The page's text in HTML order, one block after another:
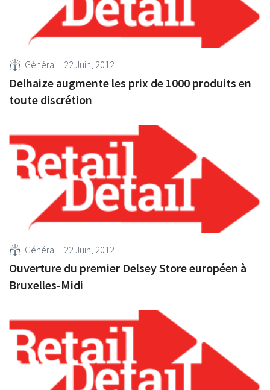
Général 22 Juin, 2012
Delhaize augmente les prix de 1000 produits en
toute discrétion
Général 22 Juin, 2012
Ouverture du premier Delsey Store européen à
Bruxelles-Midi